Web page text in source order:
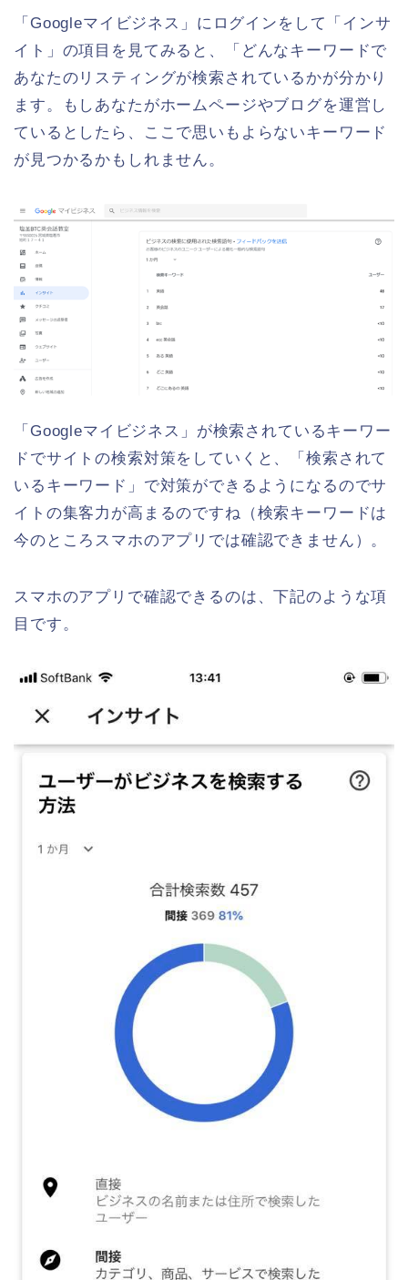
「Googleマイビジネス」にログインをして「インサ
イト」の項目を見てみると、「どんなキーワードで
あなたのリスティングが検索されているかが分かり
ます。もしあなたがホームページやブログを運営し
ているとしたら、ここで思いもよらないキーワード
が見つかるかもしれません。
「Googleマイビジネス」が検索されているキーワー
ドでサイトの検索対策をしていくと、「検索されて
いるキーワード」で対策ができるようになるのでサ
イトの集客力が高まるのですね（検索キーワードは
今のところスマホのアプリでは確認できません）。
スマホのアプリで確認できるのは、下記のような項
目です。